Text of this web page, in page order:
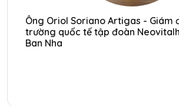
Ông Oriol Soriano Artigas - Giám
trường quốc tế tập đoàn
Ban Nha